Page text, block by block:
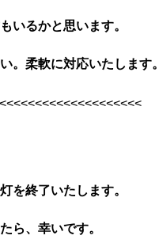
いるかと思います。
。柔軟に対応いたします。
を終了いたします。
ら、幸いです。